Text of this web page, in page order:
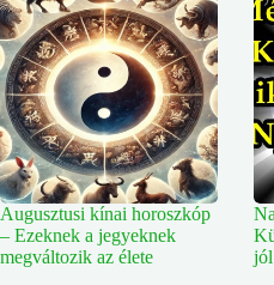
Augusztusi kínai horoszkóp
– Ezeknek a jegyeknek
megváltozik az élete